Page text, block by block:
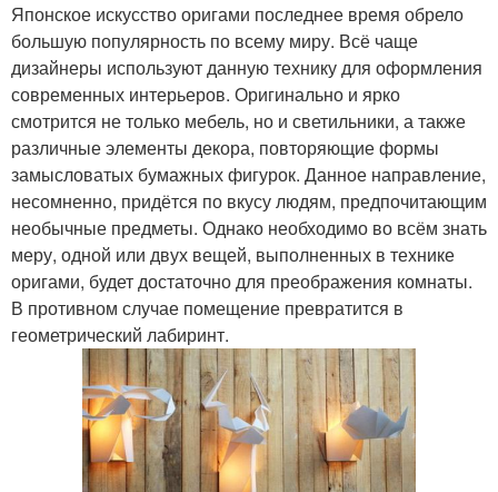
Японское искусство оригами последнее время обрело
большую популярность по всему миру. Всё чаще
дизайнеры используют данную технику для оформления
современных интерьеров. Оригинально и ярко
смотрится не только мебель, но и светильники, а также
различные элементы декора, повторяющие формы
замысловатых бумажных фигурок. Данное направление,
несомненно, придётся по вкусу людям, предпочитающим
необычные предметы. Однако необходимо во всём знать
меру, одной или двух вещей, выполненных в технике
оригами, будет достаточно для преображения комнаты.
В противном случае помещение превратится в
геометрический лабиринт.